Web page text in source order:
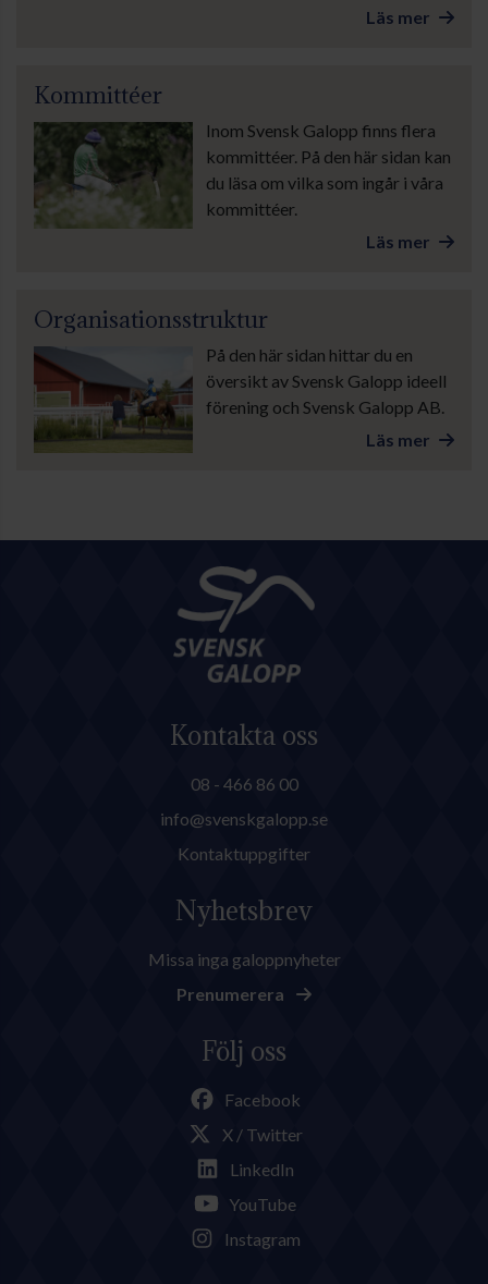
Läs mer
Kommittéer
Inom Svensk Galopp finns flera
kommittéer. På den här sidan kan
du läsa om vilka som ingår i våra
kommittéer.
Läs mer
Organisationsstruktur
På den här sidan hittar du en
översikt av Svensk Galopp ideell
förening och Svensk Galopp AB.
Läs mer
Kontakta oss
08 - 466 86 00
info@svenskgalopp.se
Kontaktuppgifter
Nyhetsbrev
Missa inga galoppnyheter
Prenumerera
Följ oss
Facebook
X / Twitter
LinkedIn
YouTube
Instagram